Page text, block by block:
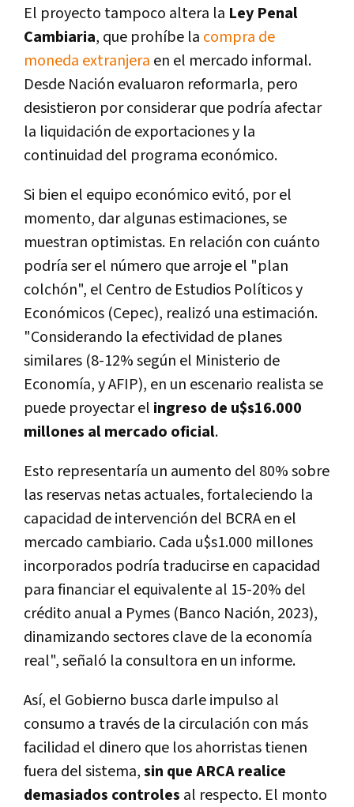
El proyecto tampoco altera la Ley Penal
Cambiaria, que prohíbe la compra de
moneda extranjera en el mercado informal.
Desde Nación evaluaron reformarla, pero
desistieron por considerar que podría afectar
la liquidación de exportaciones y la
continuidad del programa económico.
Si bien el equipo económico evitó, por el
momento, dar algunas estimaciones, se
muestran optimistas. En relación con cuánto
podría ser el número que arroje el "plan
colchón", el Centro de Estudios Políticos y
Económicos (Cepec), realizó una estimación.
"Considerando la efectividad de planes
similares (8-12% según el Ministerio de
Economía, y AFIP), en un escenario realista se
puede proyectar el ingreso de u$s16.000
millones al mercado oficial.
Esto representaría un aumento del 80% sobre
las reservas netas actuales, fortaleciendo la
capacidad de intervención del BCRA en el
mercado cambiario.Cada u$s1.000 millones
incorporados podría traducirse en capacidad
para financiar el equivalente al 15-20% del
crédito anual a Pymes (Banco Nación, 2023),
dinamizando sectores clave de la economía
real", señaló la consultora en un informe.
Así, el Gobierno busca darle impulso al
consumo a través de la circulación con más
facilidad el dinero que los ahorristas tienen
fuera del sistema,sin que ARCA realice
demasiados controles al respecto. El monto